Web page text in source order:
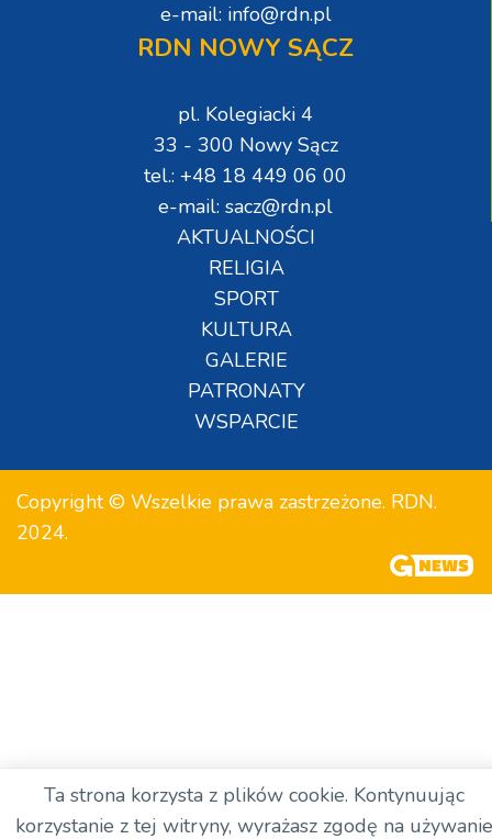
e-mail: info@rdn.pl
RDN NOWY SĄCZ
pl. Kolegiacki 4
33 - 300 Nowy Sącz
tel.: +48 18 449 06 00
e-mail: sacz@rdn.pl
AKTUALNOŚCI
RELIGIA
SPORT
KULTURA
GALERIE
PATRONATY
WSPARCIE
Copyright © Wszelkie prawa zastrzeżone. RDN.
2024.
Ta strona korzysta z plików cookie. Kontynuując
korzystanie z tej witryny, wyrażasz zgodę na używanie